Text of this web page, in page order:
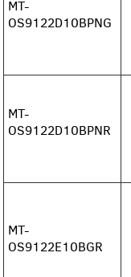
MT-
OS9122D10BPNG
MT-
OS9122D10BPNR
MT-
OS9122E10BGR